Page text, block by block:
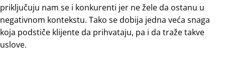
priključuju nam se i konkurenti jer ne žele da ostanu u
negativnom kontekstu. Tako se dobija jedna veća snaga
koja podstiče klijente da prihvataju, pa i da traže takve
uslove.